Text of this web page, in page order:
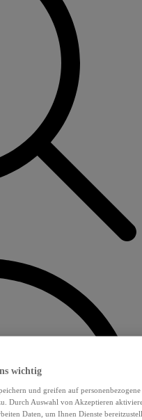
wichtig
und greifen auf
Durch Auswahl von Akzeptieren
Daten, um Ihnen Dienste